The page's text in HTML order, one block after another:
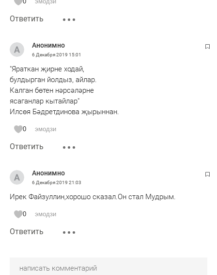
Ответить
Анонимно
6 Декабря 2019 15:01
"Яраткан җирне ходай,
булдырган йолдыз, айлар.
Калган бөтен нәрсәләрне
ясаганлар кытайлар"
Илсөя Бәдретдинова җырыннан.
0 эмодзи
Ответить
Анонимно
6 Декабря 2019 21:03
Ирек Файзуллин,хорошо сказал.Он стал Мудрым.
0 эмодзи
Ответить